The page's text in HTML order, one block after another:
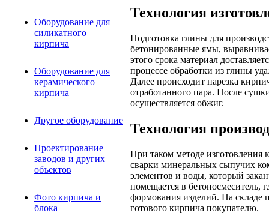
Оборудование для
силикатного
кирпича
Оборудование для
керамического
кирпича
Другое оборудование
Проектирование
заводов и других
объектов
Фото кирпича и
блока
Технология
Подготовка глины для
бетонированные ямы,
этого срока материал
процессе обработки из глины
Далее происходит нарезка
отработанного пара. После
осуществляется обжиг.
Технология
При таком методе изготовления
сварки минеральных сыпучих
элементов и воды, который
помещается в бетоносмеситель,
формования изделий. На складе
готового кирпича покупателю.